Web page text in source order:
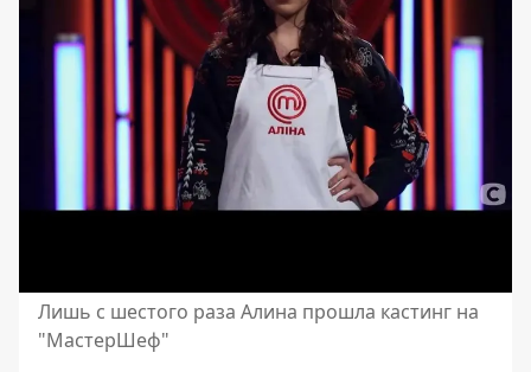
Лишь с шестого раза Алина прошла кастинг на
"МастерШеф"